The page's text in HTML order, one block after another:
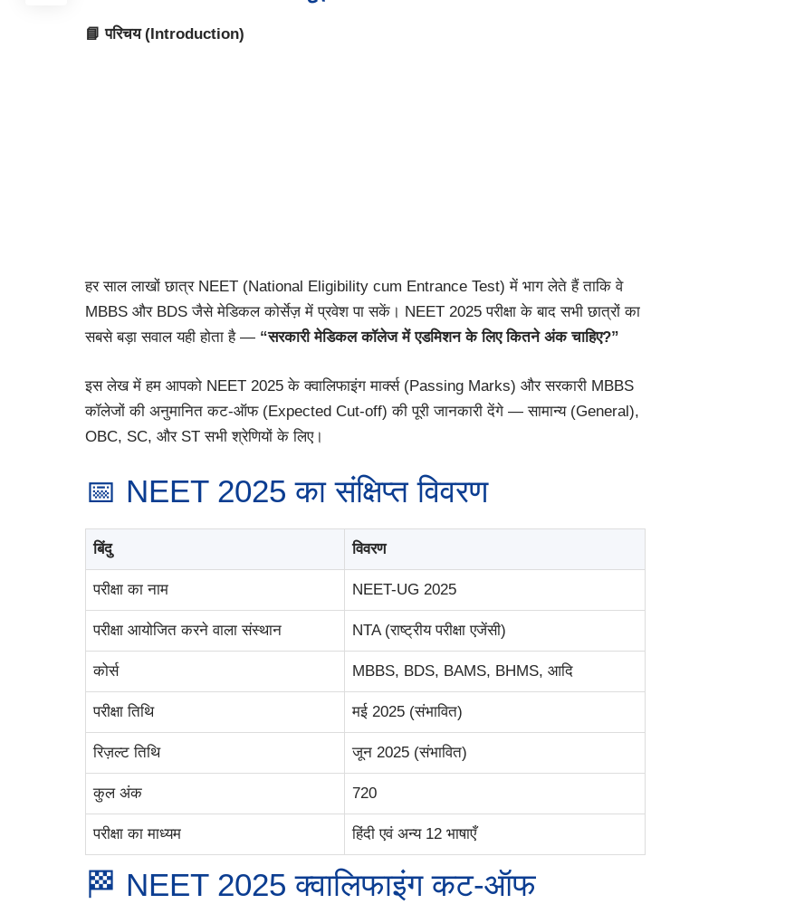
📘 परिचय (Introduction)
हर साल लाखों छात्र NEET (National Eligibility cum Entrance Test) में भाग लेते हैं ताकि वे
MBBS और BDS जैसे मेडिकल कोर्सेज़ में प्रवेश पा सकें। NEET 2025 परीक्षा के बाद सभी छात्रों का
सबसे बड़ा सवाल यही होता है — “सरकारी मेडिकल कॉलेज में एडमिशन के लिए कितने अंक चाहिए?”
इस लेख में हम आपको NEET 2025 के क्वालिफाइंग मार्क्स (Passing Marks) और सरकारी MBBS
कॉलेजों की अनुमानित कट-ऑफ (Expected Cut-off) की पूरी जानकारी देंगे — सामान्य (General),
OBC, SC, और ST सभी श्रेणियों के लिए।
📅 NEET 2025 का संक्षिप्त विवरण
बिंदु विवरण
परीक्षा का नाम NEET-UG 2025
परीक्षा आयोजित करने वाला संस्थान NTA (राष्ट्रीय परीक्षा एजेंसी)
कोर्स MBBS, BDS, BAMS, BHMS, आदि
परीक्षा तिथि मई 2025 (संभावित)
रिज़ल्ट तिथि जून 2025 (संभावित)
कुल अंक 720
परीक्षा का माध्यम हिंदी एवं अन्य 12 भाषाएँ
🏁 NEET 2025 क्वालिफाइंग कट-ऑफ